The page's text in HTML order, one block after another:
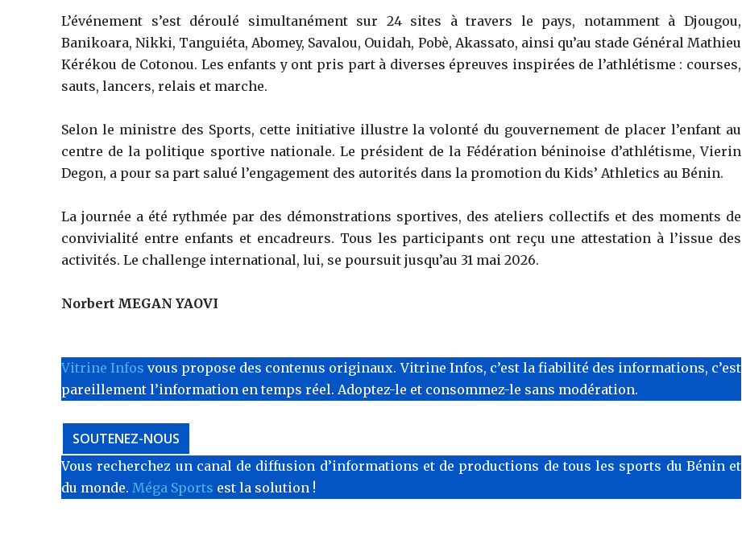
‎L’événement s’est déroulé simultanément sur 24 sites à travers le pays, notamment à Djougou,
Banikoara, Nikki, Tanguiéta, Abomey, Savalou, Ouidah, Pobè, Akassato, ainsi qu’au stade Général Mathieu
Kérékou de Cotonou. Les enfants y ont pris part à diverses épreuves inspirées de l’athlétisme : courses,
sauts, lancers, relais et marche.
‎Selon le ministre des Sports, cette initiative illustre la volonté du gouvernement de placer l’enfant au
centre de la politique sportive nationale. Le président de la Fédération béninoise d’athlétisme, Vierin
Degon, a pour sa part salué l’engagement des autorités dans la promotion du Kids’ Athletics au Bénin.
‎La journée a été rythmée par des démonstrations sportives, des ateliers collectifs et des moments de
convivialité entre enfants et encadreurs. Tous les participants ont reçu une attestation à l’issue des
activités. Le challenge international, lui, se poursuit jusqu’au 31 mai 2026.
‎Norbert MEGAN YAOVI
Vitrine Infos vous propose des contenus originaux. Vitrine Infos, c’est la fiabilité des informations, c’est
pareillement l’information en temps réel. Adoptez-le et consommez-le sans modération.
SOUTENEZ-NOUS
Vous recherchez un canal de diffusion d’informations et de productions de tous les sports du Bénin et
du monde. Méga Sports est la solution !